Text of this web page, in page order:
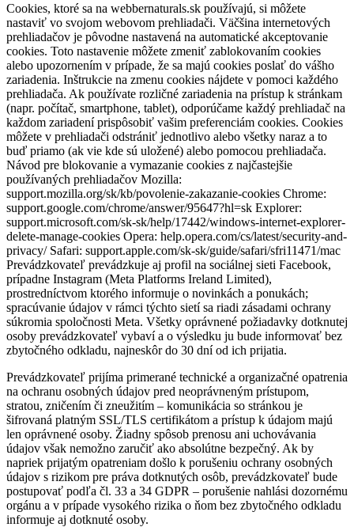
Cookies, ktoré sa na webbernaturals.sk používajú, si môžete
nastaviť vo svojom webovom prehliadači. Väčšina internetových
prehliadačov je pôvodne nastavená na automatické akceptovanie
cookies. Toto nastavenie môžete zmeniť zablokovaním cookies
alebo upozornením v prípade, že sa majú cookies poslať do vášho
zariadenia. Inštrukcie na zmenu cookies nájdete v pomoci každého
prehliadača. Ak používate rozličné zariadenia na prístup k stránkam
(napr. počítač, smartphone, tablet), odporúčame každý prehliadač na
každom zariadení prispôsobiť vašim preferenciám cookies. Cookies
môžete v prehliadači odstrániť jednotlivo alebo všetky naraz a to
buď priamo (ak vie kde sú uložené) alebo pomocou prehliadača.
Návod pre blokovanie a vymazanie cookies z najčastejšie
používaných prehliadačov Mozilla:
support.mozilla.org/sk/kb/povolenie-zakazanie-cookies Chrome:
support.google.com/chrome/answer/95647?hl=sk Explorer:
support.microsoft.com/sk-sk/help/17442/windows-internet-explorer-
delete-manage-cookies Opera: help.opera.com/cs/latest/security-and-
privacy/ Safari: support.apple.com/sk-sk/guide/safari/sfri11471/mac
Prevádzkovateľ prevádzkuje aj profil na sociálnej sieti Facebook,
prípadne Instagram (Meta Platforms Ireland Limited),
prostredníctvom ktorého informuje o novinkách a ponukách;
spracúvanie údajov v rámci týchto sietí sa riadi zásadami ochrany
súkromia spoločnosti Meta. Všetky oprávnené požiadavky dotknutej
osoby prevádzkovateľ vybaví a o výsledku ju bude informovať bez
zbytočného odkladu, najneskôr do 30 dní od ich prijatia.
Prevádzkovateľ prijíma primerané technické a organizačné opatrenia
na ochranu osobných údajov pred neoprávneným prístupom,
stratou, zničením či zneužitím – komunikácia so stránkou je
šifrovaná platným SSL/TLS certifikátom a prístup k údajom majú
len oprávnené osoby. Žiadny spôsob prenosu ani uchovávania
údajov však nemožno zaručiť ako absolútne bezpečný. Ak by
napriek prijatým opatreniam došlo k porušeniu ochrany osobných
údajov s rizikom pre práva dotknutých osôb, prevádzkovateľ bude
postupovať podľa čl. 33 a 34 GDPR – porušenie nahlási dozornému
orgánu a v prípade vysokého rizika o ňom bez zbytočného odkladu
informuje aj dotknuté osoby.